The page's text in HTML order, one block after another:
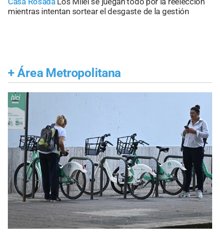
mientras intentan sortear el desgaste de la gestión
+ Área Metropolitana